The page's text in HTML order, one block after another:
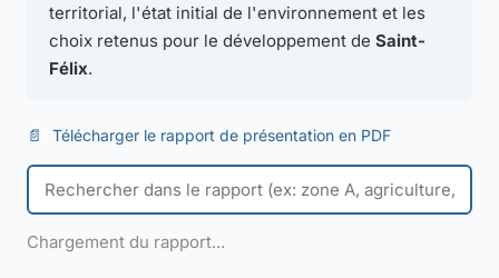
territorial, l'état initial de l'environnement et les
choix retenus pour le développement de Saint-
Félix.
📄 Télécharger le rapport de présentation en PDF
Chargement du rapport...